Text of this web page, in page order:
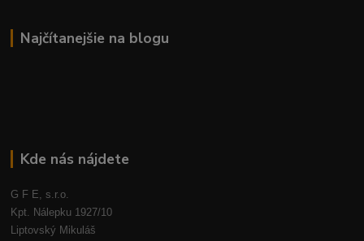
Najčítanejšie na blogu
Kde nás nájdete
G F E, s.r.o.
Kpt. Nálepku 1927/10
Liptovský Mikuláš